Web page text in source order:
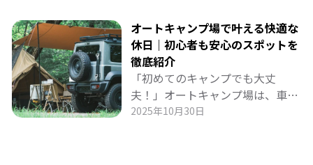
のエンタメ体験を詳しく紹介しま
す。
ジュールと持ち物リストを徹底解
説！ 扇風機・冷蔵庫・プロジェク
ターなどの家電をフル活用し、
BLUETTIポータブル電源でエンジ
ンオフでも快適な車中泊・キャン
プを実現する方法まで詳しく紹介
オートキャンプ場で叶える快適な
休日｜初心者も安心のスポットを
徹底紹介
「初めてのキャンプでも大丈
夫！」オートキャンプ場は、車で
荷物を運べて気軽にアウトドアを
2025年10月30日